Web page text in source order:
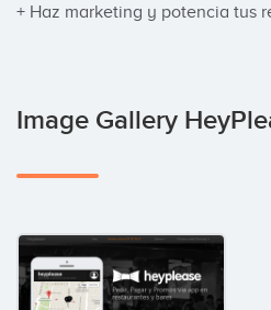
+ Haz marketing y potencia tus
Image Gallery